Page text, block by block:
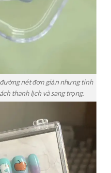
nét đơn giản nhưng tinh
thanh lịch và sang trọng.